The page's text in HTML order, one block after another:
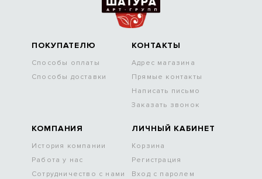
ПОКУПАТЕЛЮ
Способы оплаты
Способы доставки
КОНТАКТЫ
Адрес магазина
Прямые контакты
Написать письмо
Заказать звонок
КОМПАНИЯ
История компании
Работа у нас
Сотрудничество с нами
ЛИЧНЫЙ КАБИНЕТ
Корзина
Регистрация
Вход с паролем